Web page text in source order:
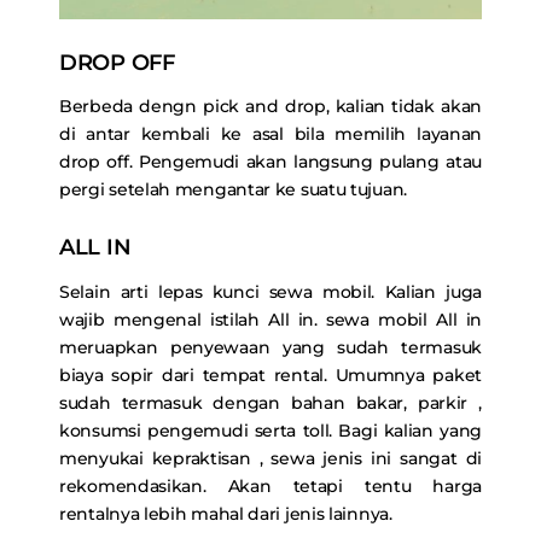
DROP OFF
Berbeda dengn pick and drop, kalian tidak akan
di antar kembali ke asal bila memilih layanan
drop off. Pengemudi akan langsung pulang atau
pergi setelah mengantar ke suatu tujuan.
ALL IN
Selain arti lepas kunci sewa mobil. Kalian juga
wajib mengenal istilah All in. sewa mobil All in
meruapkan penyewaan yang sudah termasuk
biaya sopir dari tempat rental. Umumnya paket
sudah termasuk dengan bahan bakar, parkir ,
konsumsi pengemudi serta toll. Bagi kalian yang
menyukai kepraktisan , sewa jenis ini sangat di
rekomendasikan. Akan tetapi tentu harga
rentalnya lebih mahal dari jenis lainnya.